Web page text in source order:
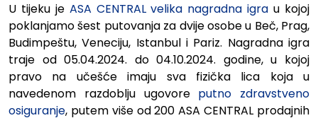
U tijeku jeASA CENTRAL velika nagradna igra u kojoj
poklanjamo šest putovanja za dvije osobe u Beč, Prag,
Budimpeštu, Veneciju, Istanbul i Pariz. Nagradna igra
traje od 05.04.2024. do 04.10.2024. godine, u kojoj
pravo na učešće imaju sva fizička lica koja u
navedenom razdoblju ugovore putno zdravstveno
osiguranje, putem više od 200 ASA CENTRAL prodajnih